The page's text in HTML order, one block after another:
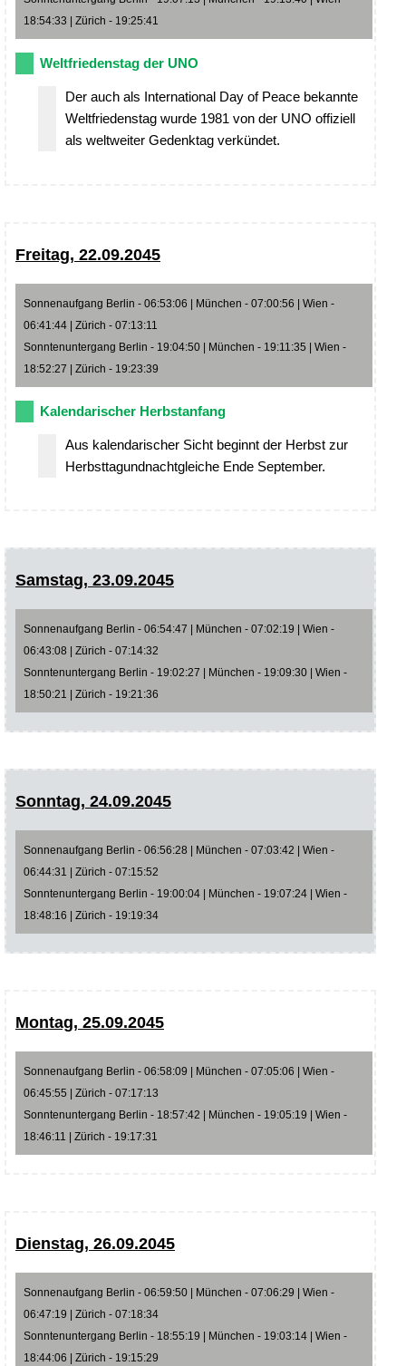
18:54:33 | Zürich - 19:25:41
Weltfriedenstag der UNO
Der auch als International Day of Peace bekannte
Weltfriedenstag wurde 1981 von der UNO offiziell
als weltweiter Gedenktag verkündet.
Freitag, 22.09.2045
Sonnenaufgang Berlin - 06:53:06 | München - 07:00:56 | Wien -
06:41:44 | Zürich - 07:13:11
Sonntenuntergang Berlin - 19:04:50 | München - 19:11:35 | Wien -
18:52:27 | Zürich - 19:23:39
Kalendarischer Herbstanfang
Aus kalendarischer Sicht beginnt der Herbst zur
Herbsttagundnachtgleiche Ende September.
Samstag, 23.09.2045
Sonnenaufgang Berlin - 06:54:47 | München - 07:02:19 | Wien -
06:43:08 | Zürich - 07:14:32
Sonntenuntergang Berlin - 19:02:27 | München - 19:09:30 | Wien -
18:50:21 | Zürich - 19:21:36
Sonntag, 24.09.2045
Sonnenaufgang Berlin - 06:56:28 | München - 07:03:42 | Wien -
06:44:31 | Zürich - 07:15:52
Sonntenuntergang Berlin - 19:00:04 | München - 19:07:24 | Wien -
18:48:16 | Zürich - 19:19:34
Montag, 25.09.2045
Sonnenaufgang Berlin - 06:58:09 | München - 07:05:06 | Wien -
06:45:55 | Zürich - 07:17:13
Sonntenuntergang Berlin - 18:57:42 | München - 19:05:19 | Wien -
18:46:11 | Zürich - 19:17:31
Dienstag, 26.09.2045
Sonnenaufgang Berlin - 06:59:50 | München - 07:06:29 | Wien -
06:47:19 | Zürich - 07:18:34
Sonntenuntergang Berlin - 18:55:19 | München - 19:03:14 | Wien -
18:44:06 | Zürich - 19:15:29